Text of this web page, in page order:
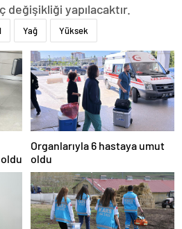
yapılacaktır.
Yağ Yüksek
Organlarıyla 6 hastaya umut
oldu